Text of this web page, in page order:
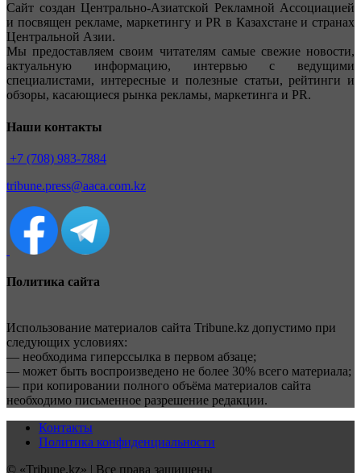
Сайт создан Центрально-Азиатской Рекламной Ассоциацией
и посвящен рекламе, маркетингу и PR в Казахстане и странах
Центральной Азии.
Мы предоставляем своим читателям самые свежие новости,
актуальную информацию, интервью с ведущими
специалистами, интересные и полезные статьи, рейтинги и
обзоры, касающиеся рынка рекламы, маркетинга и PR.
Наши контакты
+7 (708) 983-7884
tribune.press@aaca.com.kz
Политика сайта
Использование материалов сайта Tribune.kz допустимо при
следующих условиях:
— необходима гиперссылка в первом абзаце;
— может быть воспроизведено не более 30% всего материала;
— при копировании полного объёма материалов сайта
необходимо письменное разрешение редакции.
Контакты
Политика конфиденциальности
© «Tribune.kz» | Все права защищены